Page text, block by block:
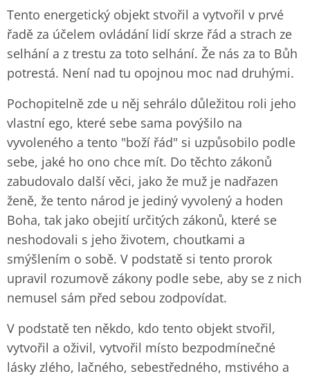
Tento energetický objekt stvořil a vytvořil v prvé
řadě za účelem ovládání lidí skrze řád a strach ze
selhání a z trestu za toto selhání. Že nás za to Bůh
potrestá. Není nad tu opojnou moc nad druhými.
Pochopitelně zde u něj sehrálo důležitou roli jeho
vlastní ego, které sebe sama povýšilo na
vyvoleného a tento "boží řád" si uzpůsobilo podle
sebe, jaké ho ono chce mít. Do těchto zákonů
zabudovalo další věci, jako že muž je nadřazen
ženě, že tento národ je jediný vyvolený a hoden
Boha, tak jako obejití určitých zákonů, které se
neshodovali s jeho životem, choutkami a
smýšlením o sobě. V podstatě si tento prorok
upravil rozumově zákony podle sebe, aby se z nich
nemusel sám před sebou zodpovídat.
V podstatě ten někdo, kdo tento objekt stvořil,
vytvořil a oživil, vytvořil místo bezpodmínečné
lásky zlého, lačného, sebestředného, mstivého a